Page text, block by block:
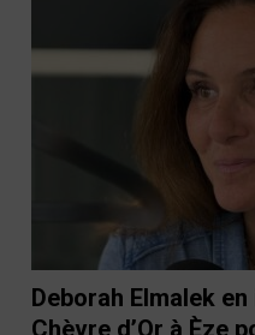
Deborah Elmalek